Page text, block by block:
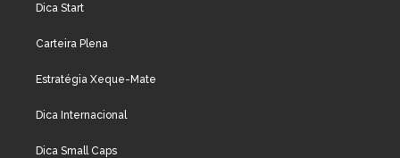
Dica Start
Carteira Plena
Estratégia Xeque-Mate
Dica Internacional
Dica Small Caps